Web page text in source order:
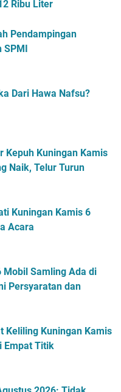
Ribu Liter
Pendampingan
Dari Hawa Nafsu?
Kepuh Kuningan Kamis
Naik, Telur Turun
Kuningan Kamis 6
Acara
Mobil Samling Ada di
Persyaratan dan
Keliling Kuningan Kamis
Empat Titik